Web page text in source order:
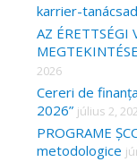
karrier-
AZ ÉRETTSÉGI
2026
Cereri de
2026” július 2,
PROGRAME
metodologice